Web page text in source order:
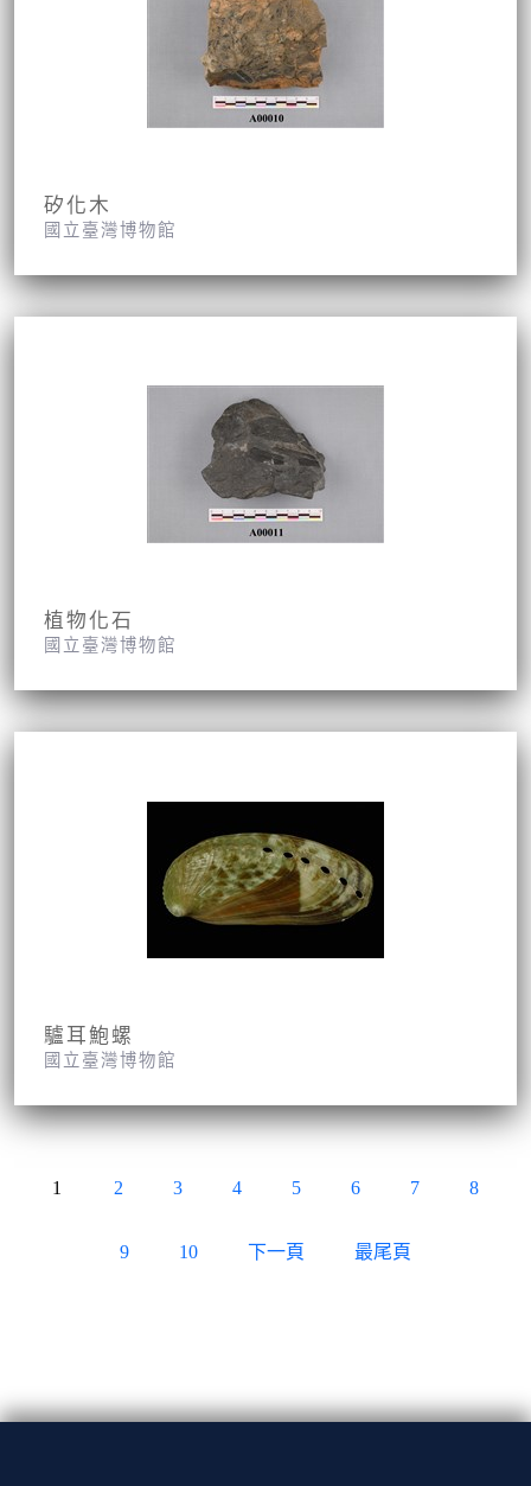
矽化木
國立臺灣博物館
植物化石
國立臺灣博物館
驢耳鮑螺
國立臺灣博物館
1 2 3 4 5 6 7 8
9 10 下一頁 最尾頁